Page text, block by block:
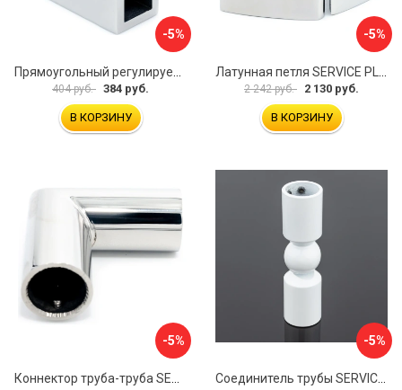
-5%
Прямоугольный регулируемый коннектор трек-стена SERVICE PLUS CK-106D30-PC
404 руб. 384 руб.
В КОРЗИНУ
-5%
Латунная петля SERVICE PLUS CL-905-PC
2 242 руб. 2 130 руб.
В КОРЗИНУ
-5% -5%